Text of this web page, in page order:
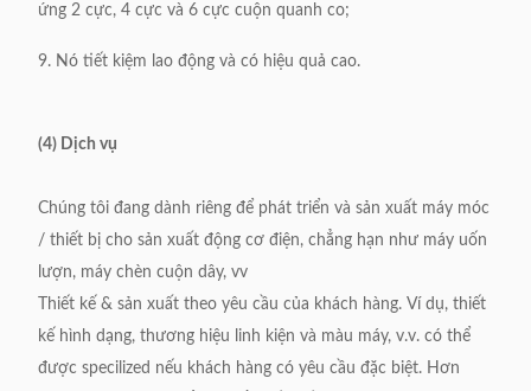
ứng 2 cực, 4 cực và 6 cực cuộn quanh co;
9. Nó tiết kiệm lao động và có hiệu quả cao.
(4) Dịch vụ
Chúng tôi đang dành riêng để phát triển và sản xuất máy móc
/ thiết bị cho sản xuất động cơ điện, chẳng hạn như máy uốn
lượn, máy chèn cuộn dây, vv
Thiết kế & sản xuất theo yêu cầu của khách hàng. Ví dụ, thiết
kế hình dạng, thương hiệu linh kiện và màu máy, v.v. có thể
được specilized nếu khách hàng có yêu cầu đặc biệt. Hơn